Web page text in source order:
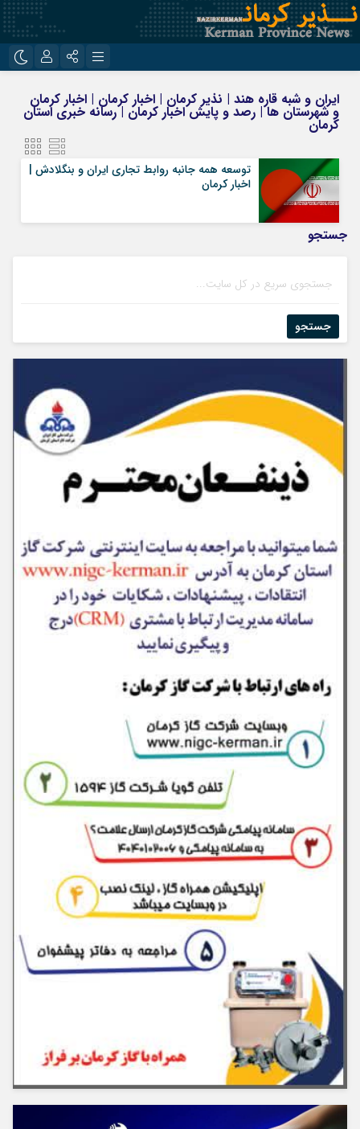
روبیکا
ایتا
مرا به خاطر بسپار
ایران و شبه قاره هند | نذیر کرمان | اخبار کرمان | اخبار کرمان
و شهرستان ها | رصد و پایش اخبار کرمان | رسانه خبری استان
کرمان
توسعه همه جانبه روابط تجاری ایران و بنگلادش |
اخبار کرمان
جستجو
جستجو